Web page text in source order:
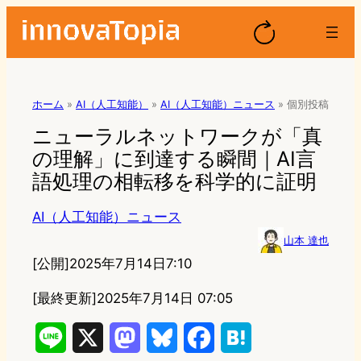
ホーム » AI（人工知能） » AI（人工知能）ニュース » 個別投稿
ニューラルネットワークが「真
の理解」に到達する瞬間｜AI言
語処理の相転移を科学的に証明
AI（人工知能）ニュース
山本 達也
[公開]2025年7月14日7:10
[最終更新]2025年7月14日 07:05